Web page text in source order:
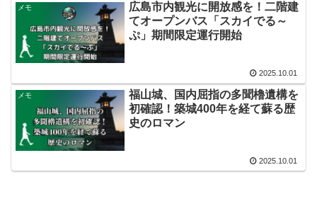
メモ
広島市内観光に開放感を！二階建
てオープンバス「スカイでる～
ぷ」期間限定運行開始
2025.10.01
メモ
福山城、国内屈指の多聞櫓遺構を
初確認！築城400年を経て蘇る歴
史のロマン
2025.10.01